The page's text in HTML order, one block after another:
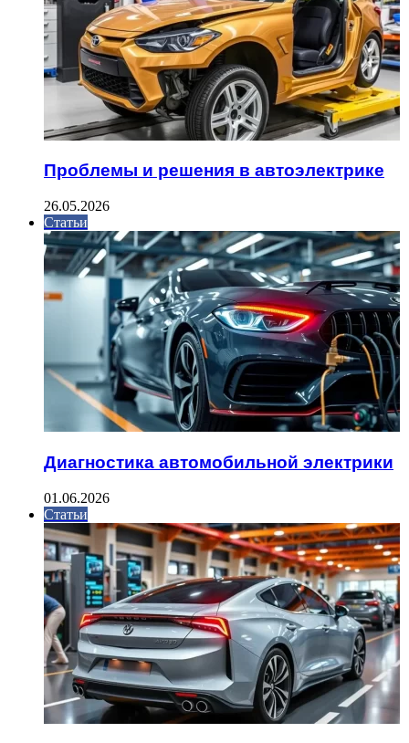
Проблемы и решения в автоэлектрике
26.05.2026
Статьи
Диагностика автомобильной электрики
01.06.2026
Статьи